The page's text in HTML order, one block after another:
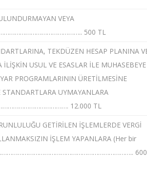
VEYA
500 TL
TEKDÜZEN HESAP PLANINA
USUL VE ESASLAR İLE MUHASEBEYE
PROGRAMLARININ ÜRETİLMESİNE
STANDARTLARA UYMAYANLARA
12.000 TL
GETİRİLEN İŞLEMLERDE VERGİ
İŞLEM YAPANLARA (Her bir
600